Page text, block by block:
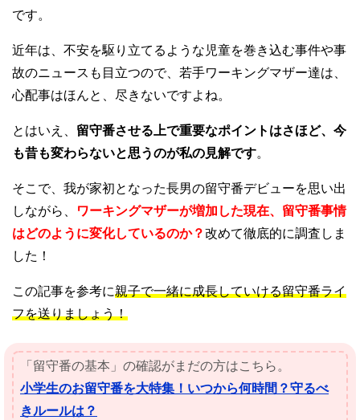
です。
近年は、不安を駆り立てるような児童を巻き込む事件や事
故のニュースも目立つので、若手ワーキングマザー達は、
心配事はほんと、尽きないですよね。
とはいえ、 留守番させる上で重要なポイントはさほど、今
も昔も変わらないと思うのが私の見解です。
そこで、我が家初となった長男の留守番デビューを思い出
しながら、
ワーキングマザーが増加した現在、 留守番事情
はどのように変化しているのか？改めて徹底的に調査しま
した！
この記事を参考に親子で一緒に成長していける留守番ライ
フを送りましょう！
「留守番の基本」の確認がまだの方はこちら。
小学生のお留守番を大特集！いつから何時間？守るべ
きルールは？